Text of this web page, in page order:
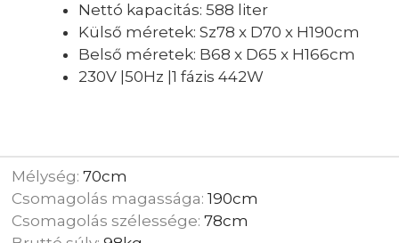
Nettó kapacitás: 588 liter
Külső méretek: Sz78 x D70 x H190cm
Belső méretek: B68 x D65 x H166cm
230V |50Hz |1 fázis 442W
Mélység:70cm
Csomagolás magassága:190cm
Csomagolás szélessége:78cm